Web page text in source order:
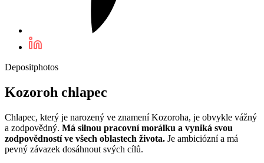
Depositphotos
Kozoroh chlapec
Chlapec, který je narozený ve znamení Kozoroha, je obvykle vážný
a zodpovědný. Má silnou pracovní morálku a vyniká svou
zodpovědností ve všech oblastech života. Je ambiciózní a má
pevný závazek dosáhnout svých cílů.